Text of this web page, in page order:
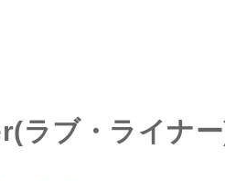
ラブ・ライナ